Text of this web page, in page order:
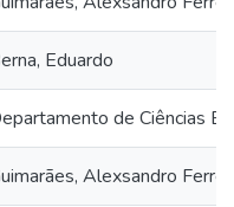
Eduardo
de Ciências
Alexsandro